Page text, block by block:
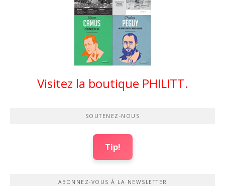
Visitez la boutique PHILITT.
SOUTENEZ-NOUS
Tip!
ABONNEZ-VOUS À LA NEWSLETTER